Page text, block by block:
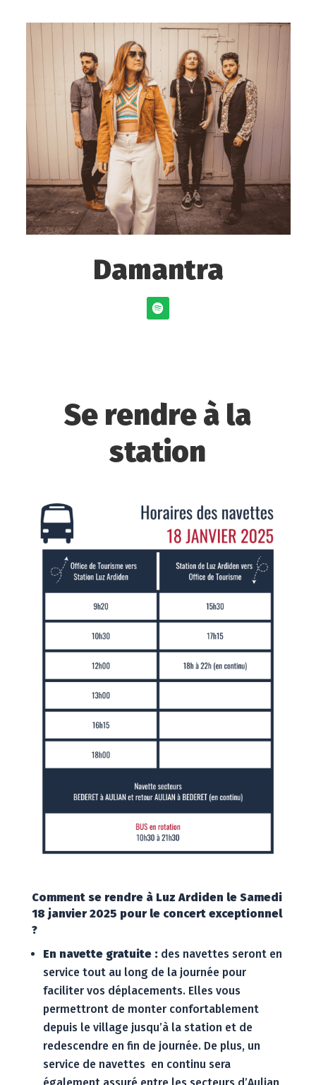
Damantra
Se rendre à la
station
Comment se rendre à Luz Ardiden le Samedi
18 janvier 2025 pour le concert exceptionnel
?
En navette gratuite :des navettes seront en
service tout au long de la journée pour
faciliter vos déplacements. Elles vous
permettront de monter confortablement
depuis le village jusqu’à la station et de
redescendre en fin de journée. De plus, un
service de navettes en continu sera
également assuré entre les secteurs d’Aulian